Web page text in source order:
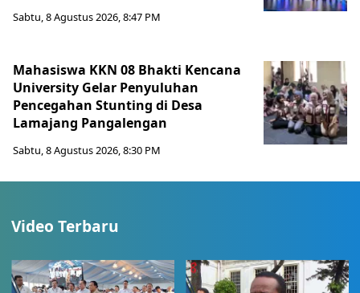
Sabtu, 8 Agustus 2026, 8:47 PM
Mahasiswa KKN 08 Bhakti Kencana
University Gelar Penyuluhan
Pencegahan Stunting di Desa
Lamajang Pangalengan
Sabtu, 8 Agustus 2026, 8:30 PM
Video Terbaru